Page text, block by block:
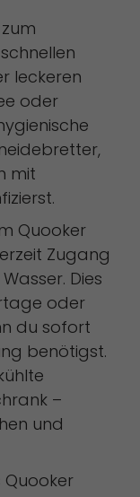
leckeren
oder
mit
Quooker
Zugang
Dies
oder
du sofort
benötigst.
–
und
Quooker